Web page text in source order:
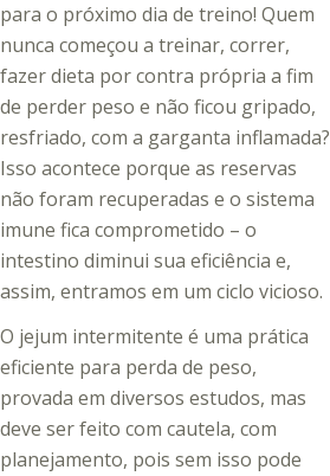
para o próximo dia de treino! Quem
nunca começou a treinar, correr,
fazer dieta por contra própria a fim
de perder peso e não ficou gripado,
resfriado, com a garganta inflamada?
Isso acontece porque as reservas
não foram recuperadas e o sistema
imune fica comprometido – o
intestino diminui sua eficiência e,
assim, entramos em um ciclo vicioso.
O jejum intermitente é uma prática
eficiente para perda de peso,
provada em diversos estudos, mas
deve ser feito com cautela, com
planejamento, pois sem isso pode